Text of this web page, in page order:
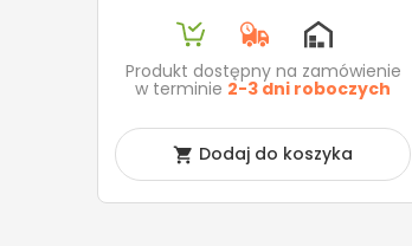
Produkt dostępny na zamówienie
w terminie 2-3 dni roboczych
 Dodaj do koszyka